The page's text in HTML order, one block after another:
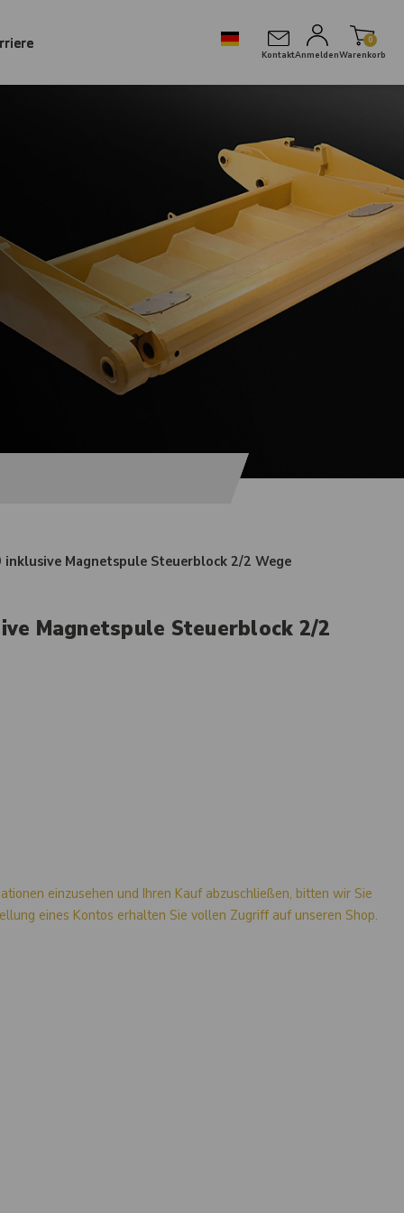
KontaktAnmelden
0
Warenkorb
Magnetspule Steuerblock 2/2 Wege
Magnetspule Steuerblock 2/2
einzusehen und Ihren Kauf abzuschließen, bitten wir Sie
eines Kontos erhalten Sie vollen Zugriff auf unseren Shop.